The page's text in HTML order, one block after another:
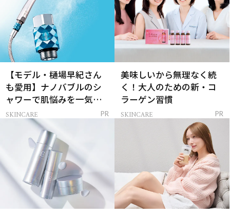
【モデル・樋場早紀さん
も愛用】ナノバブルのシ
ャワーで肌悩みを一気に
解決
SKINCARE PR
美味しいから無理なく続
く！大人のための新・コ
ラーゲン習慣
SKINCARE PR